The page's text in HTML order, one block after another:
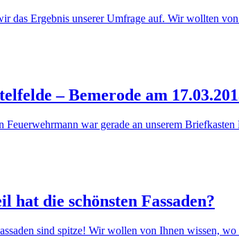
das Ergebnis unserer Umfrage auf. Wir wollten
– Bemerode am
war gerade an unserem
die schönsten Fassaden?
sind spitze! Wir wollen von Ihnen wissen,